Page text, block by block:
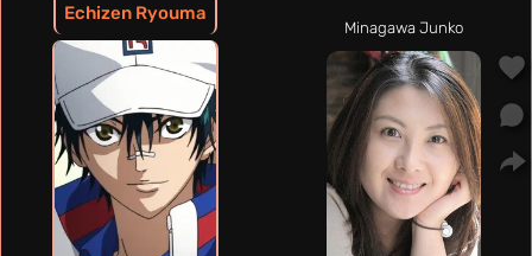
Echizen Ryouma
Minagawa Junko